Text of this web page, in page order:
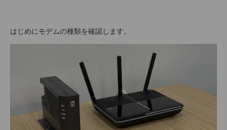
はじめにモデムの種類を確認します。